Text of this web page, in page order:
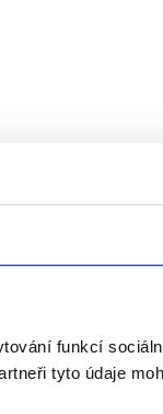
funkcí
tyto údaje